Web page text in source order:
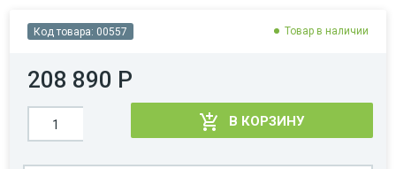
Код товара: 00557 Товар в наличии
208 890 Р
В КОРЗИНУ